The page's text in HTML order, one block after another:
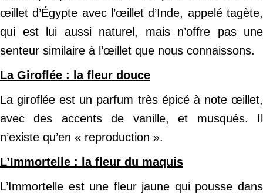
œillet d’Égypte avec l’œillet d’Inde, appelé tagète,
qui est lui aussi naturel, mais n’offre pas une
senteur similaire à l’œillet que nous connaissons.
La Giroflée : la fleur douce
La giroflée est un parfum très épicé à note œillet,
avec des accents de vanille, et musqués. Il
n’existe qu’en « reproduction ».
L’Immortelle : la fleur du maquis
L’Immortelle est une fleur jaune qui pousse dans